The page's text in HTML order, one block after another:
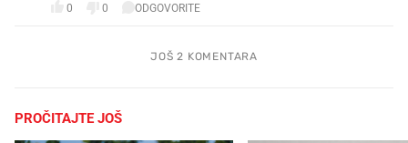
0 0 ODGOVORITE
JOŠ 2 KOMENTARA
PROČITAJTE JOŠ